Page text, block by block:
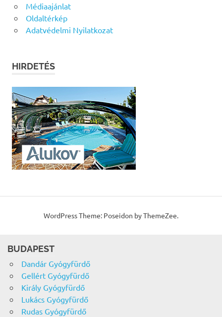
Médiaajánlat
Oldaltérkép
Adatvédelmi Nyilatkozat
HIRDETÉS
WordPress Theme: Poseidon by ThemeZee.
BUDAPEST
Dandár Gyógyfürdő
Gellért Gyógyfürdő
Király Gyógyfürdő
Lukács Gyógyfürdő
Rudas Gyógyfürdő